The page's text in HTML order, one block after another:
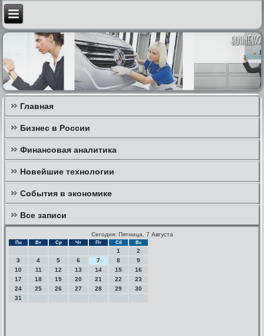
Главная
Бизнес в России
Финансовая аналитика
Новейшие технологии
События в экономике
Все записи
Сегодня: Пятница, 7 Августа
Пн Вт Ср Чт Пт Сб Вс
1
2
3
4 5 6 7 8
9
10
11 12 13 14 15
16
17
18 19 20 21 22
23
24
25 26 27 28 29
30
31